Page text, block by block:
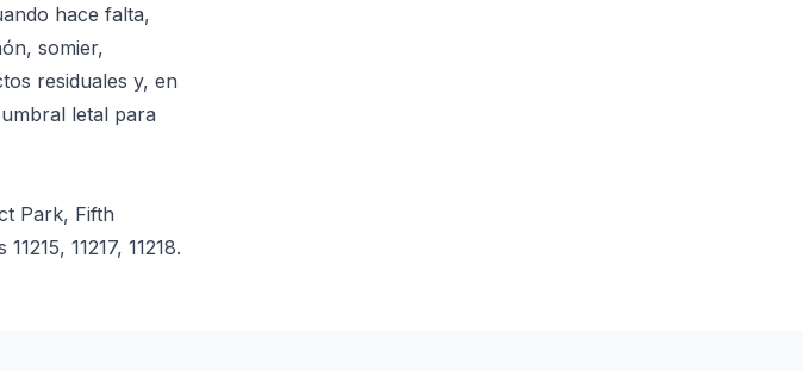
hace falta,
somier,
residuales y, en
letal para
Park, Fifth
11217, 11218.